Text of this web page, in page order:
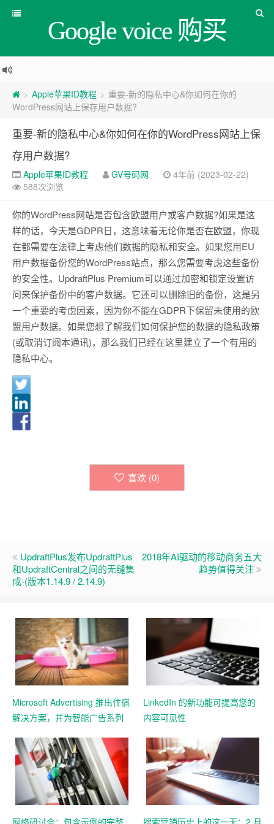
Google voice 购买
> Apple苹果ID教程 > 重要-新的隐私中心&你如何在你的
WordPress网站上保存用户数据?
重要-新的隐私中心&你如何在你的WordPress网站上保
存用户数据?
Apple苹果ID教程 GV号码网
4年前 (2023-02-22)
588次浏览
你的WordPress网站是否包含欧盟用户或客户数据?如果是这
样的话，今天是GDPR日，这意味着无论你是否在欧盟，你现
在都需要在法律上考虑他们数据的隐私和安全。如果您用EU
用户数据备份您的WordPress站点，那么您需要考虑这些备份
的安全性。UpdraftPlus Premium可以通过加密和锁定设置访
问来保护备份中的客户数据。它还可以删除旧的备份，这是另
一个重要的考虑因素，因为你不能在GDPR下保留未使用的欧
盟用户数据。如果您想了解我们如何保护您的数据的隐私政策
(或取消订阅本通讯)，那么我们已经在这里建立了一个有用的
隐私中心。
喜欢 (0)
UpdraftPlus发布UpdraftPlus
和UpdraftCentral之间的无缝集
成-(版本1.14.9 / 2.14.9)
2018年AI驱动的移动商务五大
趋势值得关注
Microsoft Advertising 推出住宿
解决方案，并为智能广告系列
场
LinkedIn 的新功能可提高您的
内容可见性
网络研讨会：包含示例的完整 搜索营销历史上的这一天：2 月